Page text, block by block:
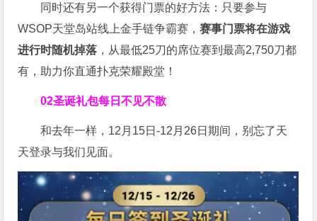
同时还有另一个获得门票的好方法：只要参与
WSOP天堂岛站线上金手链争霸赛，赛事门票将在游戏
进行时随机掉落 ，从最低25刀的席位赛到最高2,750刀都
有，助力你直通扑克荣耀殿堂！
02圣诞礼包每日不见不散
和去年一样，12月15日-12月26日期间，别忘了天
天登录与我们见面。